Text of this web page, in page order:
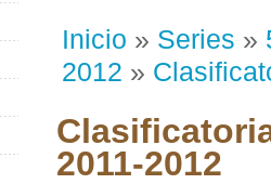
Inicio » Series »
2012 »
2011-2012